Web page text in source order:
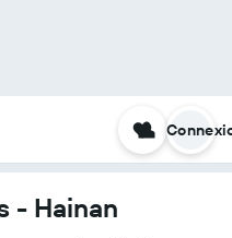
- Hainan